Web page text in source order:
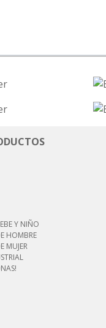
Y NIÑO
HOMBRE
MUJER